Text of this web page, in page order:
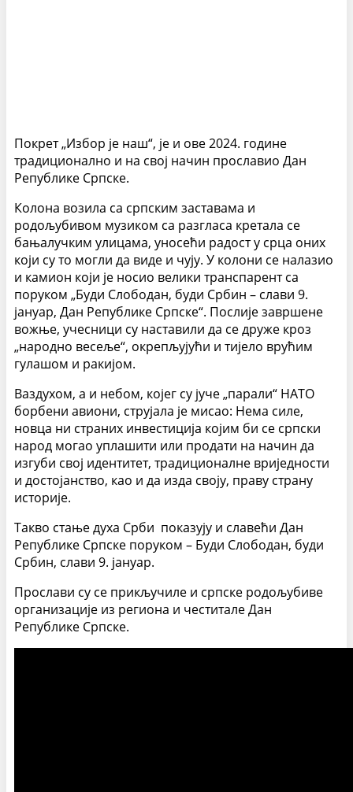
Покрет „Избор је наш“, је и ове 2024. године
традиционално и на свој начин прославио Дан
Републике Српске.
Колона возила са српским заставама и
родољубивом музиком са разгласа кретала се
бањалучким улицама, уносећи радост у срца оних
који су то могли да виде и чују. У колони се налазио
и камион који је носио велики транспарент са
поруком „Буди Слободан, буди Србин – слави 9.
јануар, Дан Републике Српске“. Послије завршене
вожње, учесници су наставили да се друже кроз
„народно весеље“, окрепљујући и тијело врућим
гулашом и ракијом.
Ваздухом, а и небом, којег су јуче „парали“ НАТО
борбени авиони, струјала је мисао: Нема силе,
новца ни страних инвестиција којим би се српски
народ могао уплашити или продати на начин да
изгуби свој идентитет, традиционалне вриједности
и достојанство, као и да изда своју, праву страну
историје.
Такво стање духа Срби показују и славећи Дан
Републике Српске поруком – Буди Слободан, буди
Србин, слави 9. јануар.
Прослави су се прикључиле и српске родољубиве
организације из региона и честитале Дан
Републике Српске.